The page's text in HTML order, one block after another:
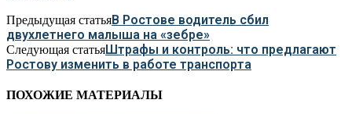
Предыдущая статьяВ Ростове водитель сбил
двухлетнего малыша на «зебре»
Следующая статьяШтрафы и контроль: что предлагают
Ростову изменить в работе транспорта
ПОХОЖИЕ МАТЕРИАЛЫ